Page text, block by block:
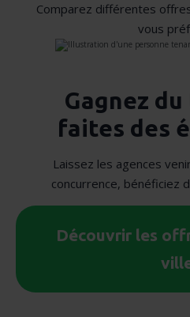
Comparez différentes
vous
Gagnez
faites des
Laissez les agences
concurrence, bénéficiez
Découvrir les